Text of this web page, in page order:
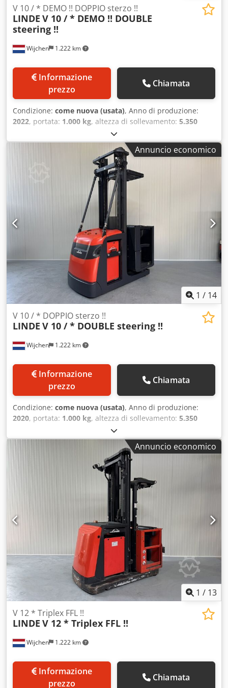
Wijchen 1.222 km
V 10 / * DEMO !! DOPPIO sterzo !!
LINDE V 10 / * DEMO !! DOUBLE
steering !!
prezzo
Chiamata
Condizione: come nuova (usata), Anno di produzione:
2022, portata: 1.000 kg, altezza di sollevamento: 5.350
2.900 mm
funzionamento:1.033 h, tipo di carburante:elettrico, tipo
, Produttore + modello: LINDE V 10 /
Albero: 2W5350 ID: 26083.5198 Categoria: Demo Albero:
2W Altezza da terra: 2900 mm Altezza di sollevamento:
5350 mm Capacità: 1000 kg Dwjdpfx Aezrnyajppja Altezza
della piattaforma: 4750 mm Inizializzazione: Sì Larghezza
della cabina: 1200 mm Anno: 22 Ore di utilizzo: 1033 ore
Capacità: 24 V / 930 Ah Optional: TUTTI gli optional !! -
DOPPIO sistema di sterzo !!!! - Barriere di sicurezza speciali
!! - Forche regolabili! - 2 luci di segnalazione blu
Annuncio economico
1 / 14
Wijchen 1.222 km
V 10 / * DOPPIO sterzo !!
LINDE V 10 / * DOUBLE steering !!
prezzo
Chiamata
Condizione: come nuova (usata), Anno di produzione:
2020, portata: 1.000 kg, altezza di sollevamento: 5.350
2.900 mm
funzionamento:1.660 h, tipo di carburante:elettrico, tipo
di montante:
, Produttore + modello: LINDE V 10 /
Albero: 2W5350 ID: 26083.71 Categoria: usato Albero: 2W
Altezza da terra: 2900 mm Dedpfx Aozrfnneppewa Altezza
di sollevamento: 5350 mm Capacità: 1000 kg Altezza
piattaforma: 4750 mm Altezza massima di sollevamento:
6350 mm Inizializzato: sì Larghezza cabina: 1200 mm Anno:
20 Ore: 1660 ore Capacità: 24 V / 930 Ah - Anno di
produzione 22 Optional: versione completa!! - DOPPIO
sistema di sterzo!!!! - Cancelli di sicurezza speciali!! -
Forche regolabili! - 2 luci di segnalazione blu
Annuncio economico
1 / 13
Wijchen 1.222 km
V 12 * Triplex FFL !!
LINDE V 12 * Triplex FFL !!
prezzo
Chiamata